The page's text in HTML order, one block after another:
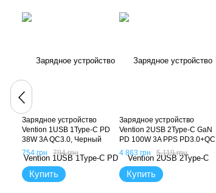
Зарядное устройство
Vention 1USB 1Type-C PD
38W 3A QC3.0, Черный
754 грн
794 грн
Купить
Зарядное устройство
Vention 2USB 2Type-C GaN
PD 100W 3A PPS PD3.0+QC
3.0, Черный
4 863 грн 5 119 грн
Купить